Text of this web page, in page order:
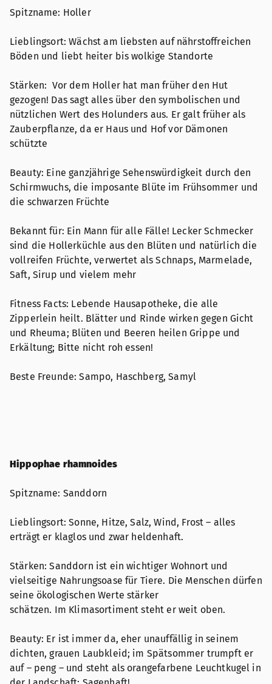
Spitzname: Holler
Lieblingsort: Wächst am liebsten auf nährstoffreichen
Böden und liebt heiter bis wolkige Standorte
Stärken: Vor dem Holler hat man früher den Hut
gezogen! Das sagt alles über den symbolischen und
nützlichen Wert des Holunders aus. Er galt früher als
Zauberpflanze, da er Haus und Hof vor Dämonen
schützte
Beauty: Eine ganzjährige Sehenswürdigkeit durch den
Schirmwuchs, die imposante Blüte im Frühsommer und
die schwarzen Früchte
Bekannt für: Ein Mann für alle Fälle! Lecker Schmecker
sind die Hollerküchle aus den Blüten und natürlich die
vollreifen Früchte, verwertet als Schnaps, Marmelade,
Saft, Sirup und vielem mehr
Fitness Facts: Lebende Hausapotheke, die alle
Zipperlein heilt. Blätter und Rinde wirken gegen Gicht
und Rheuma; Blüten und Beeren heilen Grippe und
Erkältung; Bitte nicht roh essen!
Beste Freunde: Sampo, Haschberg, Samyl
Hippophae rhamnoides
Spitzname: Sanddorn
Lieblingsort: Sonne, Hitze, Salz, Wind, Frost – alles
erträgt er klaglos und zwar heldenhaft.
Stärken: Sanddorn ist ein wichtiger Wohnort und
vielseitige Nahrungsoase für Tiere. Die Menschen dürfen
seine ökologischen Werte stärker
schätzen. Im Klimasortiment steht er weit oben.
Beauty: Er ist immer da, eher unauffällig in seinem
dichten, grauen Laubkleid; im Spätsommer trumpft er
auf – peng – und steht als orangefarbene Leuchtkugel in